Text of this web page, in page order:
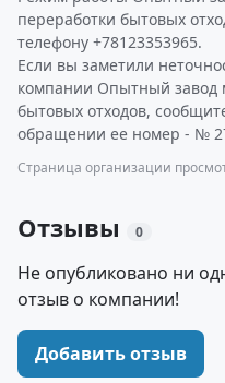
переработки бытовых
телефону +78123353965.
Если вы заметили
компании Опытный завод
бытовых отходов,
обращении ее номер - №
Страница организации
Отзывы 0
Не опубликовано ни
отзыв о компании!
Добавить отзыв